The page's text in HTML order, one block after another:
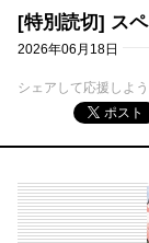
[特別読切] ス
2026年06月18日
シェアして応援しよう
ポスト